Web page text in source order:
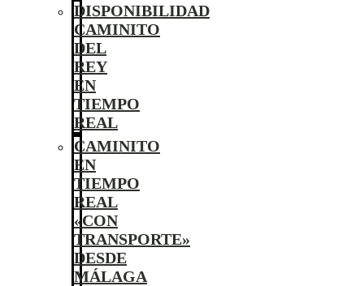
DISPONIBILIDAD
CAMINITO
DEL
REY
EN
TIEMPO
REAL
CAMINITO
EN
TIEMPO
REAL
«CON
TRANSPORTE»
DESDE
MÁLAGA